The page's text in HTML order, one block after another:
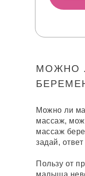
МОЖНО
Можно ли
массаж,
массаж
задай,
Пользу от
малыша